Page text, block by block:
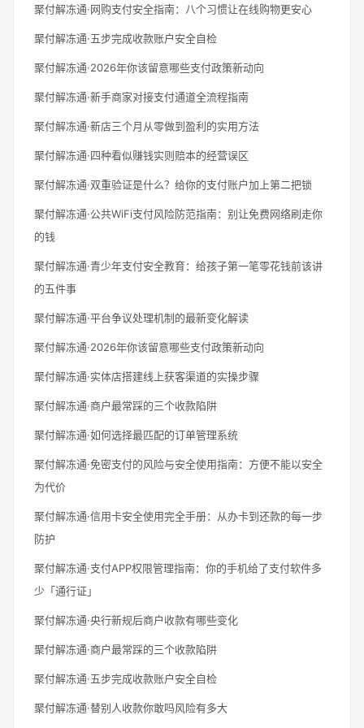
聚付解冻通·网购支付安全指南：八个习惯让在线购物更安心
聚付解冻通·五步完成收款账户安全自检
聚付解冻通·2026年你该留意哪些支付政策新动向
聚付解冻通·新手商家对接支付通道全流程指南
聚付解冻通·新店三个月从零做到盈利的实用方法
聚付解冻通·四种看似赚钱实则赔本的经营误区
聚付解冻通·双重验证是什么？给你的支付账户加上第二把锁
聚付解冻通·公共WiFi支付风险防范指南：别让免费网络刷走你
的钱
聚付解冻通·青少年支付安全教育：给孩子第一笔零花钱前该讲
的五件事
聚付解冻通·平台争议处理机制的最新变化解读
聚付解冻通·2026年你该留意哪些支付政策新动向
聚付解冻通·实体店搭建线上获客渠道的实操步骤
聚付解冻通·商户最常踩的三个收款陷阱
聚付解冻通·如何选择最匹配的订单管理系统
聚付解冻通·免密支付的风险与安全使用指南：方便不能以安全
为代价
聚付解冻通·信用卡安全使用完全手册：从办卡到还款的每一步
防护
聚付解冻通·支付APP权限管理指南：你的手机给了支付软件多
少「通行证」
聚付解冻通·央行新规后商户收款有哪些变化
聚付解冻通·商户最常踩的三个收款陷阱
聚付解冻通·五步完成收款账户安全自检
聚付解冻通·替别人收款你敢吗风险有多大